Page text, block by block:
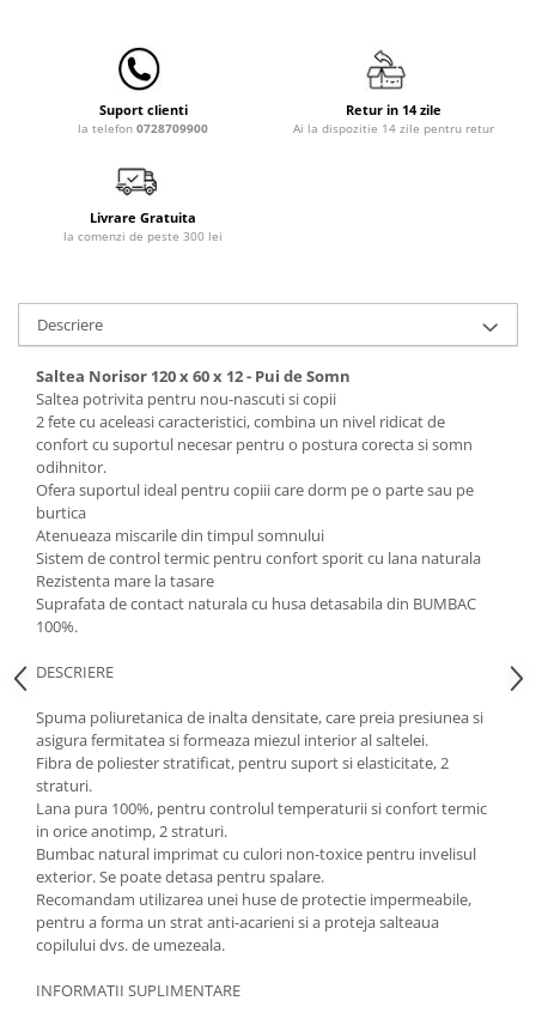
Covorase de joaca
Carusele patut
Lampi de veghe
Mobilier Birou
Saltele de infasat
Scaun masa copii
Biciclete
Biciclete copii cu roti 10 inch (2-4
ani)
Biciclete copii cu roti 12 inch (3-6
ani)
Biciclete copii cu roti 14 inch (3-7
ani)
Biciclete copii cu roti 16 inch (4-9
ani)
Biciclete copii cu roti 20 inch
Biciclete cu roti 24 inch
Biciclete cu roti 26 inch
Biciclete cu roti 27 inch
Triciclete copii si adulti
Trotinete copii si adulti
Biciclete fara pedale
Masinute fara pedale
Karturi si masinute cu pedale
Role copii si adulti
Masinute si motociclete electrice
Marsupii
Premergatoare
Suport clienti
la telefon 0728709900
Retur in 14 zile
Ai la dispozitie 14 zile pentru retur
Livrare Gratuita
la comenzi de peste 300 lei
Descriere
Saltea Norisor 120 x 60 x 12 - Pui de Somn
Saltea potrivita pentru nou-nascuti si copii
2 fete cu aceleasi caracteristici, combina un nivel ridicat de
confort cu suportul necesar pentru o postura corecta si somn
odihnitor.
Ofera suportul ideal pentru copiii care dorm pe o parte sau pe
burtica
Atenueaza miscarile din timpul somnului
Sistem de control termic pentru confort sporit cu lana naturala
Rezistenta mare la tasare
Suprafata de contact naturala cu husa detasabila din BUMBAC
100%.
DESCRIERE
Spuma poliuretanica de inalta densitate, care preia presiunea si
asigura fermitatea si formeaza miezul interior al saltelei.
Fibra de poliester stratificat, pentru suport si elasticitate, 2
straturi.
Lana pura 100%, pentru controlul temperaturii si confort termic
in orice anotimp, 2 straturi.
Bumbac natural imprimat cu culori non-toxice pentru invelisul
exterior. Se poate detasa pentru spalare.
Recomandam utilizarea unei huse de protectie impermeabile,
pentru a forma un strat anti-acarieni si a proteja salteaua
copilului dvs. de umezeala.
INFORMATII SUPLIMENTARE